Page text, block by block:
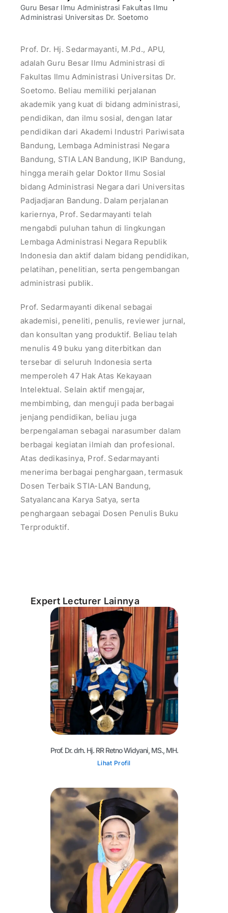
Guru Besar Ilmu Administrasi Fakultas Ilmu
Administrasi Universitas Dr. Soetomo
Prof. Dr. Hj. Sedarmayanti, M.Pd., APU,
adalah Guru Besar Ilmu Administrasi di
Fakultas Ilmu Administrasi Universitas Dr.
Soetomo. Beliau memiliki perjalanan
akademik yang kuat di bidang administrasi,
pendidikan, dan ilmu sosial, dengan latar
pendidikan dari Akademi Industri Pariwisata
Bandung, Lembaga Administrasi Negara
Bandung, STIA LAN Bandung, IKIP Bandung,
hingga meraih gelar Doktor Ilmu Sosial
bidang Administrasi Negara dari Universitas
Padjadjaran Bandung. Dalam perjalanan
kariernya, Prof. Sedarmayanti telah
mengabdi puluhan tahun di lingkungan
Lembaga Administrasi Negara Republik
Indonesia dan aktif dalam bidang pendidikan,
pelatihan, penelitian, serta pengembangan
administrasi publik.
Prof. Sedarmayanti dikenal sebagai
akademisi, peneliti, penulis, reviewer jurnal,
dan konsultan yang produktif. Beliau telah
menulis 49 buku yang diterbitkan dan
tersebar di seluruh Indonesia serta
memperoleh 47 Hak Atas Kekayaan
Intelektual. Selain aktif mengajar,
membimbing, dan menguji pada berbagai
jenjang pendidikan, beliau juga
berpengalaman sebagai narasumber dalam
berbagai kegiatan ilmiah dan profesional.
Atas dedikasinya, Prof. Sedarmayanti
menerima berbagai penghargaan, termasuk
Dosen Terbaik STIA-LAN Bandung,
Satyalancana Karya Satya, serta
penghargaan sebagai Dosen Penulis Buku
Terproduktif.
Expert Lecturer Lainnya
Prof. Dr. drh. Hj. RR Retno Widyani, MS., MH.
Lihat Profil